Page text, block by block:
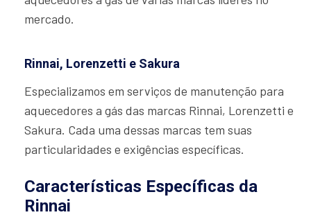
mercado.
Rinnai, Lorenzetti e Sakura
Especializamos em serviços de manutenção para
aquecedores a gás das marcas Rinnai, Lorenzetti e
Sakura. Cada uma dessas marcas tem suas
particularidades e exigências específicas.
Características Específicas da
Rinnai